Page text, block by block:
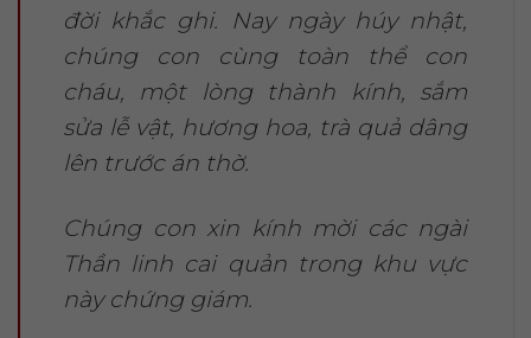
đời khắc ghi. Nay ngày húy nhật,
chúng con cùng toàn thể con
cháu, một lòng thành kính, sắm
sửa lễ vật, hương hoa, trà quả dâng
lên trước án thờ.
Chúng con xin kính mời các ngài
Thần linh cai quản trong khu vực
này chứng giám.